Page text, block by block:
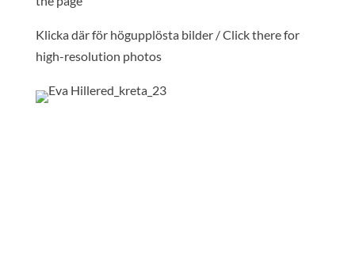
Klicka där för högupplösta bilder / Click there for
high-resolution photos